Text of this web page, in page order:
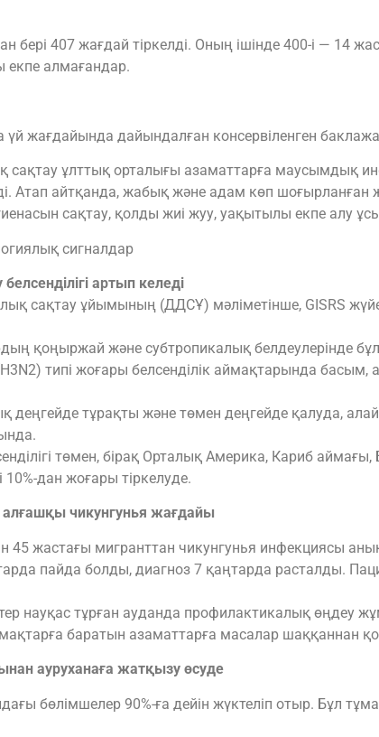
бері 407 жағдай тіркелді. Оның ішінде 400-і — 14
екпе алмағандар.
жағдайында дайындалған консервіленген
сақтау ұлттық орталығы азаматтарға маусымдық
Атап айтқанда, жабық және адам көп шоғырланған
сақтау, қолды жиі жуу, уақытылы екпе алу
сигналдар
артып келеді
сақтау ұйымының (ДДСҰ) мәліметінше, GISRS
қоңыржай және субтропикалық белдеулерінде
типі жоғары белсенділік аймақтарында басым,
деңгейде тұрақты және төмен деңгейде қалуда,
төмен, бірақ Орталық Америка, Кариб
дан жоғары тіркелуде.
чикунгунья жағдайы
45 жастағы мигранттан чикунгунья инфекциясы
пайда болды, диагноз 7 қаңтарда расталды.
науқас тұрған ауданда профилактикалық өңдеу
баратын азаматтарға масалар шаққаннан
ауруханаға жатқызу өсуде
бөлімшелер 90%-ға дейін жүктеліп отыр. Бұл